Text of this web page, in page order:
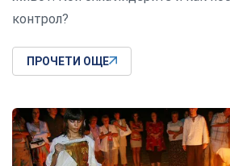
контрол?
ПРОЧЕТИ ОЩЕ